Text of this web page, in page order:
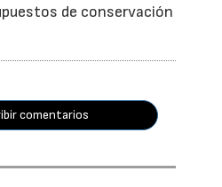
de conservación
comentarios